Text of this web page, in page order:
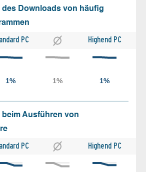
des Downloads von häufig
PC Highend PC
Ausführen von
PC Highend PC